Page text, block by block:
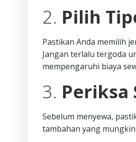
2. Pilih
Pastikan Anda memilih
Jangan terlalu tergoda
mempengaruhi biaya
3. Periksa
Sebelum menyewa,
tambahan yang